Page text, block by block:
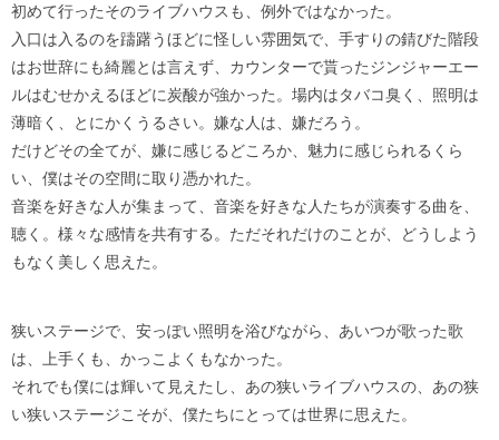
初めて行ったそのライブハウスも、例外ではなかった。
入口は入るのを躊躇うほどに怪しい雰囲気で、手すりの錆びた階段
はお世辞にも綺麗とは言えず、カウンターで貰ったジンジャーエー
ルはむせかえるほどに炭酸が強かった。場内はタバコ臭く、照明は
薄暗く、とにかくうるさい。嫌な人は、嫌だろう。
だけどその全てが、嫌に感じるどころか、魅力に感じられるくら
い、僕はその空間に取り憑かれた。
音楽を好きな人が集まって、音楽を好きな人たちが演奏する曲を、
聴く。様々な感情を共有する。ただそれだけのことが、どうしよう
もなく美しく思えた。
狭いステージで、安っぽい照明を浴びながら、あいつが歌った歌
は、上手くも、かっこよくもなかった。
それでも僕には輝いて見えたし、あの狭いライブハウスの、あの狭
い狭いステージこそが、僕たちにとっては世界に思えた。